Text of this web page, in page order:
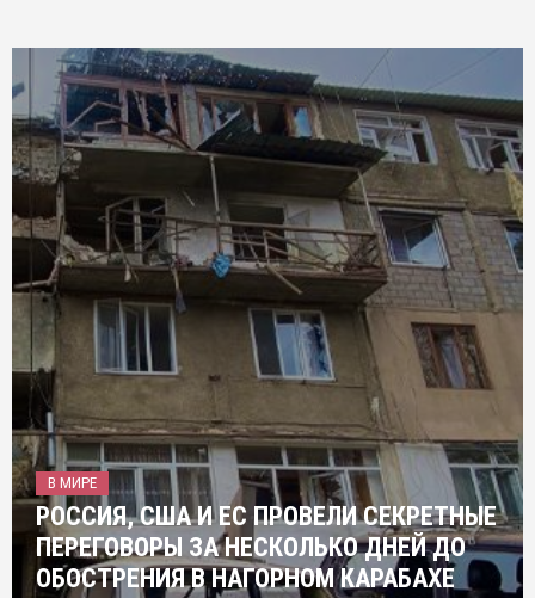
В МИРЕ
РОССИЯ, США И ЕС ПРОВЕЛИ СЕКРЕТНЫЕ
ПЕРЕГОВОРЫ ЗА НЕСКОЛЬКО ДНЕЙ ДО
ОБОСТРЕНИЯ В НАГОРНОМ КАРАБАХЕ